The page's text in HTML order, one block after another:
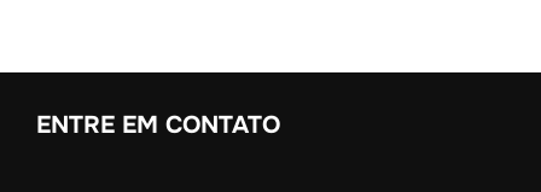
ENTRE EM CONTATO